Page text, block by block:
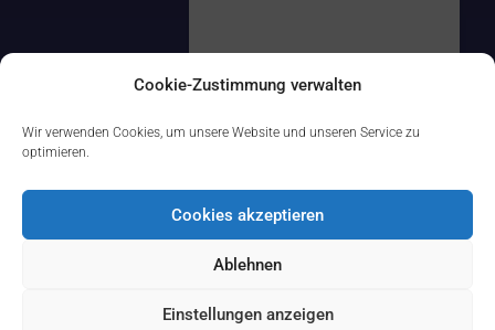
Cookie-Zustimmung verwalten
Wir verwenden Cookies, um unsere Website und unseren Service zu
optimieren.
Cookies akzeptieren
Ablehnen
Einstellungen anzeigen